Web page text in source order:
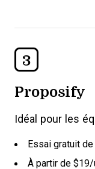
3
Proposify
Idéal pour les
Essai gratuit
À partir de